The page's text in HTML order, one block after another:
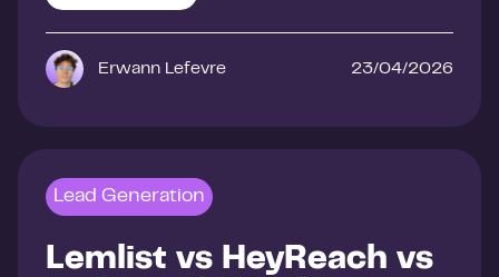
Erwann Lefevre 23/04/2026
Lead Generation
Lemlist vs HeyReach vs